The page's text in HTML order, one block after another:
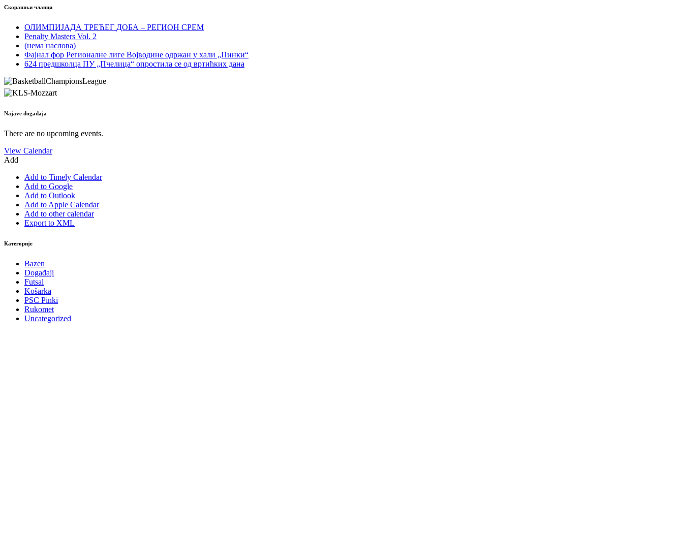
Скорашњи чланци
ОЛИМПИЈАДА ТРЕЋЕГ ДОБА – РЕГИОН СРЕМ
Penalty Masters Vol. 2
(нема наслова)
Фајнал фор Регионалне лиге Војводине одржан у хали „Пинки“
624 предшколца ПУ „Пчелица“ опростила се од вртићких дана
Najave događaja
There are no upcoming events.
View Calendar
Add
Add to Timely Calendar
Add to Google
Add to Outlook
Add to Apple Calendar
Add to other calendar
Export to XML
Категорије
Bazen
Događaji
Futsal
Košarka
PSC Pinki
Rukomet
Uncategorized